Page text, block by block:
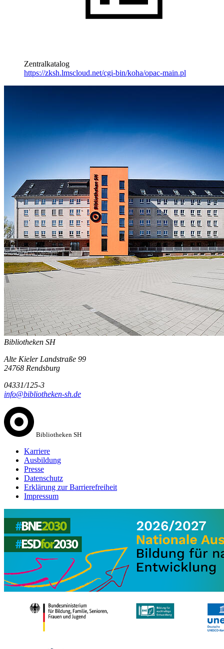
Zentralkatalog
https://zksh.lmscloud.net/cgi-bin/koha/opac-main.pl
Bibliotheken SH
Alte Kieler Landstraße 99
24768 Rendsburg
04331/125-3
info@bibliotheken-sh.de
Bibliotheken SH
Karriere
Ausbildung
Presse
Datenschutz
Erklärung zur Barrierefreiheit
Impressum